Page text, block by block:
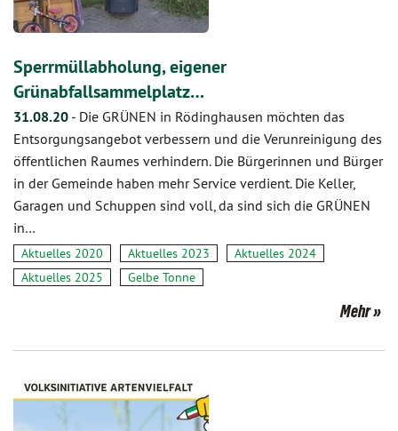
Sperrmüllabholung, eigener
Grünabfallsammelplatz…
31.08.20 - Die GRÜNEN in Rödinghausen möchten das
Entsorgungsangebot verbessern und die Verunreinigung des
öffentlichen Raumes verhindern. Die Bürgerinnen und Bürger
in der Gemeinde haben mehr Service verdient. Die Keller,
Garagen und Schuppen sind voll, da sind sich die GRÜNEN
in…
Aktuelles 2020 Aktuelles 2023
Aktuelles 2024
Aktuelles 2025
Gelbe Tonne
Mehr